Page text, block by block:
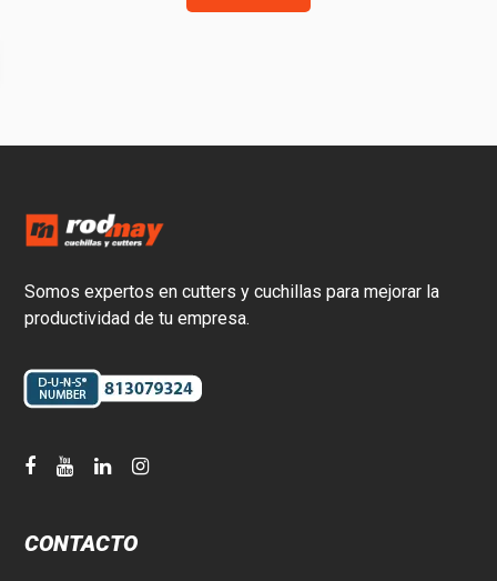
Somos expertos en cutters y cuchillas para mejorar la
productividad de tu empresa.
CONTACTO